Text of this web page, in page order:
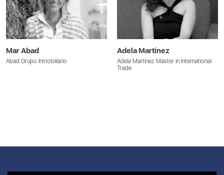
Mar Abad
Abad Grupo Inmobiliario
Adela Martínez
Adela Martínez Máster in International
Trade